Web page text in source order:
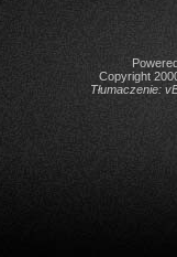
Copyright
Tłumaczenie: